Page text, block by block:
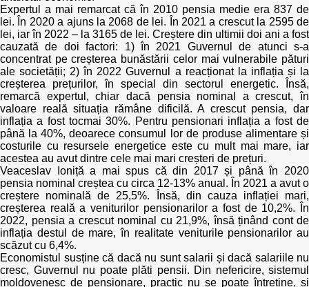
Expertul a mai remarcat că în 2010 pensia medie era 837 de
lei. În 2020 a ajuns la 2068 de lei. În 2021 a crescut la 2595 de
lei, iar în 2022 – la 3165 de lei. Creștere din ultimii doi ani a fost
cauzată de doi factori: 1) în 2021 Guvernul de atunci s-a
concentrat pe creșterea bunăstării celor mai vulnerabile pături
ale societății; 2) în 2022 Guvernul a reacționat la inflația și la
creșterea prețurilor, în special din sectorul energetic. Însă,
remarcă expertul, chiar dacă pensia nominal a crescut, în
valoare reală situația rămâne dificilă. A crescut pensia, dar
inflația a fost tocmai 30%. Pentru pensionari inflația a fost de
până la 40%, deoarece consumul lor de produse alimentare și
costurile cu resursele energetice este cu mult mai mare, iar
acestea au avut dintre cele mai mari creșteri de prețuri.
Veaceslav Ioniță a mai spus că din 2017 și până în 2020
pensia nominal creștea cu circa 12-13% anual. În 2021 a avut o
creștere nominală de 25,5%. Însă, din cauza inflației mari,
creșterea reală a veniturilor pensionarilor a fost de 10,2%. În
2022, pensia a crescut nominal cu 21,9%, însă ținând cont de
inflația destul de mare, în realitate veniturile pensionarilor au
scăzut cu 6,4%.
Economistul susține că dacă nu sunt salarii și dacă salariile nu
cresc, Guvernul nu poate plăti pensii. Din nefericire, sistemul
moldovenesc de pensionare, practic nu se poate întreține, și